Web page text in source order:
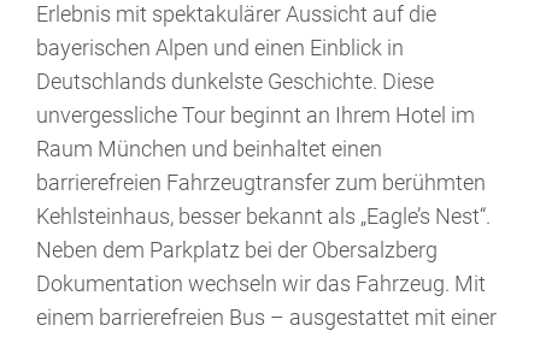
Erlebnis mit spektakulärer Aussicht auf die
bayerischen Alpen und einen Einblick in
Deutschlands dunkelste Geschichte. Diese
unvergessliche Tour beginnt an Ihrem Hotel im
Raum München und beinhaltet einen
barrierefreien Fahrzeugtransfer zum berühmten
Kehlsteinhaus, besser bekannt als „Eagle’s Nest“.
Neben dem Parkplatz bei der Obersalzberg
Dokumentation wechseln wir das Fahrzeug. Mit
einem barrierefreien Bus – ausgestattet mit einer